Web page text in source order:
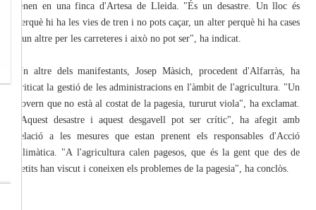
tenen en una finca d'Artesa de Lleida. "És un desastre. Un lloc és
perquè hi ha les vies de tren i no pots caçar, un alter perquè hi ha cases
i un altre per les carreteres i això no pot ser", ha indicat.
Un altre dels manifestants, Josep Màsich, procedent d'Alfarràs, ha
criticat la gestió de les administracions en l'àmbit de l'agricultura. "Un
govern que no està al costat de la pagesia, tururut viola", ha exclamat.
"Aquest desastre i aquest desgavell pot ser crític", ha afegit amb
relació a les mesures que estan prenent els responsables d'Acció
Climàtica. "A l'agricultura calen pagesos, que és la gent que des de
petits han viscut i coneixen els problemes de la pagesia", ha conclòs.